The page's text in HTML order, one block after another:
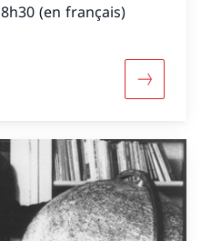
(en français)